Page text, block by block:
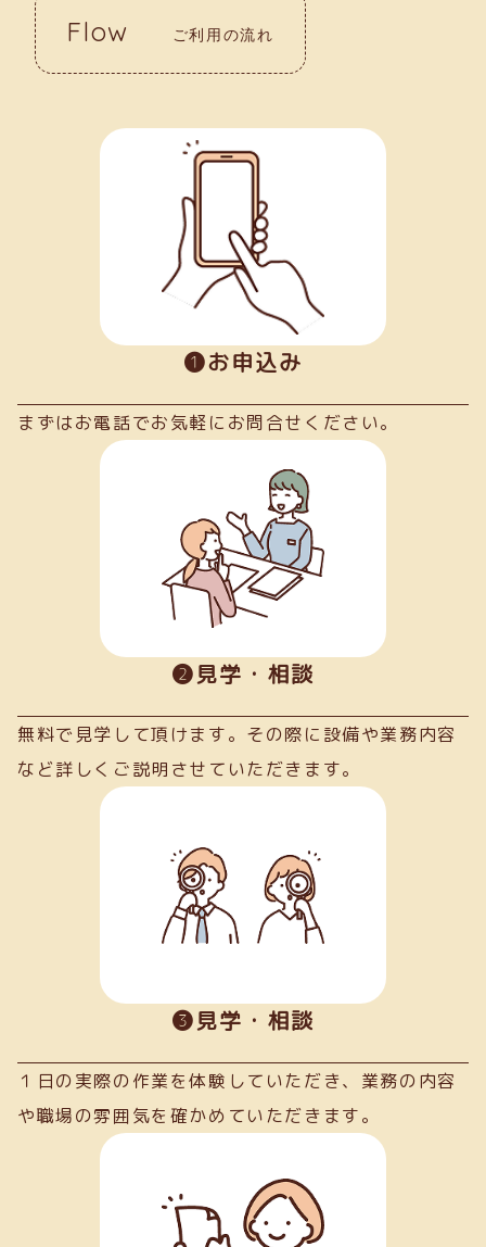
Flow ご利用の流れ
➊お申込み
まずはお電話でお気軽にお問合せください。
➋見学・相談
無料で見学して頂けます。その際に設備や業務内容
など詳しくご説明させていただきます。
➌見学・相談
１日の実際の作業を体験していただき、業務の内容
や職場の雰囲気を確かめていただきます。